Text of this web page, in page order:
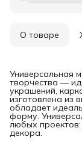
О товаре
Универсальная
творчества —
украшений,
изготовлена из
обладает
форму.
любых
декора.